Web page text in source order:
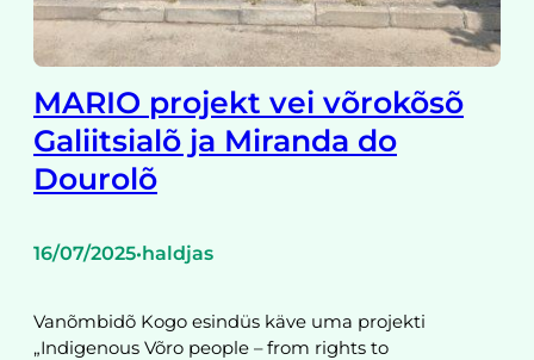
MARIO projekt vei võrokõsõ
Galiitsialõ ja Miranda do
Dourolõ
16/07/2025•haldjas
Vanõmbidõ Kogo esindüs käve uma projekti
„Indigenous Võro people – from rights to